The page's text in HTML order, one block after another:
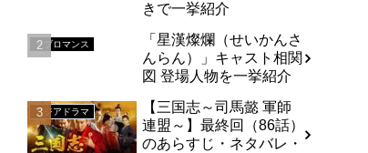
きで一挙紹介
ラブロマンス
「星漢燦爛（せいかんさ
んらん）」キャスト相関
図 登場人物を一挙紹介
アジアドラマ
【三国志～司馬懿 軍師
連盟～】最終回（86話）
のあらすじ・ネタバレ・